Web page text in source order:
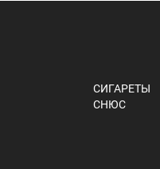
СИГАРЕТЫ
СНЮС